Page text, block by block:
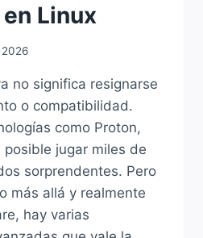
Linux
no significa resignarse
o compatibilidad.
como Proton,
posible jugar miles de
sorprendentes. Pero
más allá y realmente
hay varias